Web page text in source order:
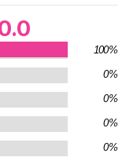
악하고 체계적이고
등 실제 시험과 동일
풀고 실제 시험처럼
을 체크하며 실전 감
100%
0%
0%
0%
0%